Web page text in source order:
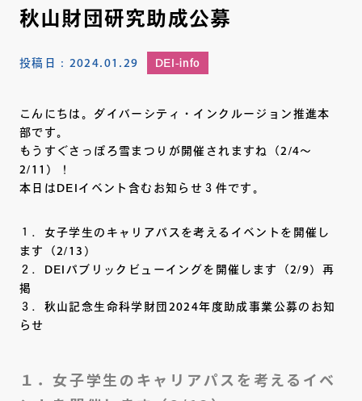
秋山財団研究助成公募
投稿日： 2024.01.29 DEI-info
こんにちは。ダイバーシティ・インクルージョン推進本
部です。
もうすぐさっぽろ雪まつりが開催されますね（2/4～
2/11）！
本日はDEIイベント含むお知らせ３件です。
１．女子学生のキャリアパスを考えるイベントを開催し
ます（2/13）
２．DEIパブリックビューイングを開催します（2/9）再
掲
３．秋山記念生命科学財団2024年度助成事業公募のお知
らせ
１．女子学生のキャリアパスを考えるイベ